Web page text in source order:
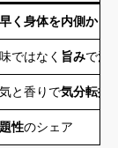
く身体を内側から
ではなく 旨みで満
と香りで気分転換
性のシェア